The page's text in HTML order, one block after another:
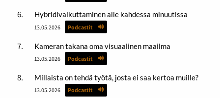
Hybridivaikuttaminen alle kahdessa minuutissa
13.05.2026 Podcastit
Kameran takana oma visuaalinen maailma
13.05.2026 Podcastit
Millaista on tehdä työtä, josta ei saa kertoa muille?
13.05.2026 Podcastit